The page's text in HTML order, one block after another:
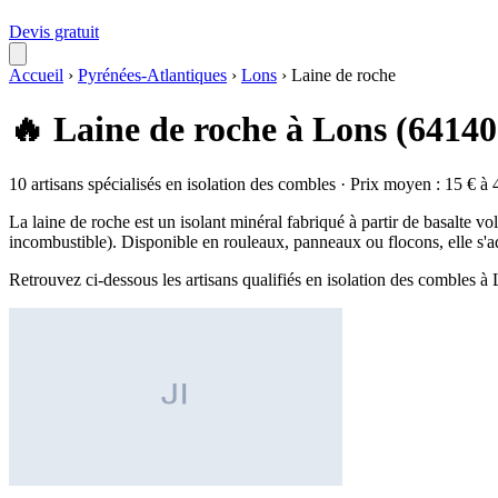
Devis gratuit
Accueil › Pyrénées-Atlantiques › Lons › Laine de roche
🔥 Laine de roche à Lons
10 artisans spécialisés en isolation des combles · Prix moyen : 15 € à
La laine de roche est un isolant minéral fabriqué à partir de basalte
incombustible). Disponible en rouleaux, panneaux ou flocons, elle
Retrouvez ci-dessous les artisans qualifiés en isolation des combles